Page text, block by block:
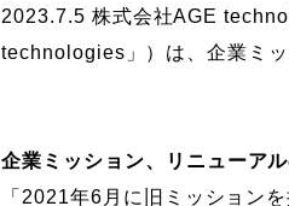
2023.7.5 株式会社AGE
technologies」）は、企業ミ
企業ミッション、リニューア
「2021年6月に旧ミッション